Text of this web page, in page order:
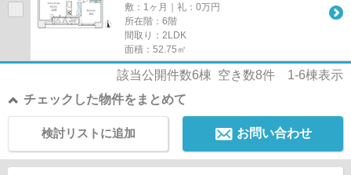
敷：1ヶ月｜礼：0万円
所在階：6階
間取り：2LDK
面積：52.75㎡
該当公開件数6棟 空き数8件 1-6棟表示
チェックした物件をまとめて
お問い合わせ
検討リストに追加